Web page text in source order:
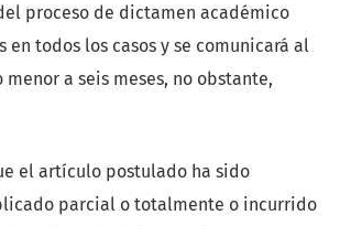
proceso de dictamen académico
en todos los casos y se comunicará al
a seis meses, no obstante,
el artículo postulado ha sido
parcial o totalmente o incurrido